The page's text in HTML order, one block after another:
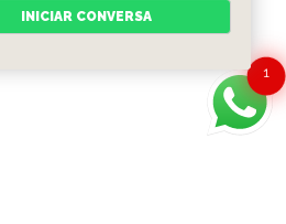
1
INICIAR CONVERSA